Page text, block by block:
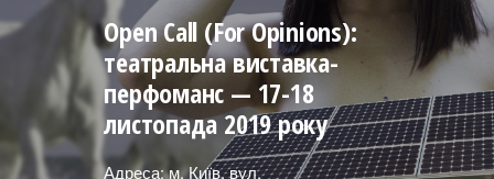
Open Call (For Opinions):
театральна виставка-
перфоманс — 17-18
листопада 2019 року
Адреса: м. Київ, вул.